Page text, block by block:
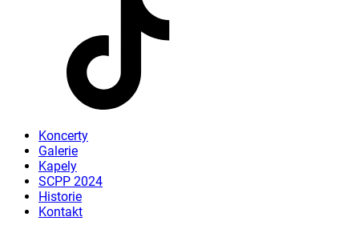
Koncerty
Galerie
Kapely
SCPP 2024
Historie
Kontakt